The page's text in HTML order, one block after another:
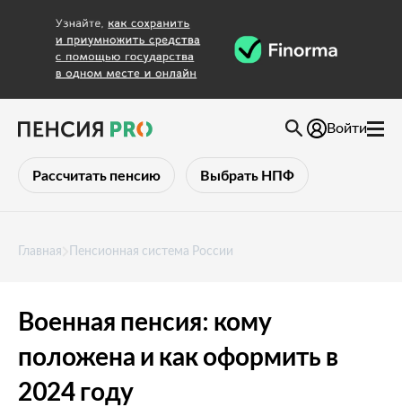
Рассчитать пенсию Выбрать НПФ
Войти
Главная Пенсионная система России
Военная пенсия: кому
положена и как оформить в
2024 году